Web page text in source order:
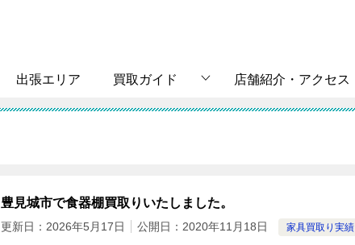
出張エリア 買取ガイド 店舗紹介・アクセス
豊見城市で食器棚買取りいたしました。
更新日： 2026年5月17日 公開日： 2020年11月18日 家具買取り実績